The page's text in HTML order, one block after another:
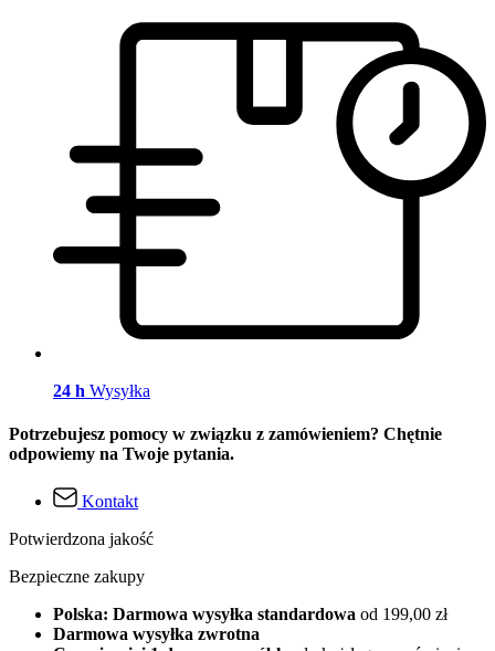
24 h Wysyłka
Potrzebujesz pomocy w związku z zamówieniem? Chętnie
odpowiemy na Twoje pytania.
Kontakt
Potwierdzona jakość
Bezpieczne zakupy
Polska: Darmowa wysyłka standardowa od 199,00 zł
Darmowa wysyłka zwrotna